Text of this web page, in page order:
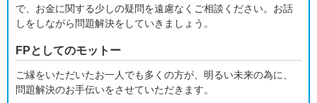
で、お金に関する少しの疑問を遠慮なくご相談ください。お話
しをしながら問題解決をしていきましょう。
FPとしてのモットー
ご縁をいただいたお一人でも多くの方が、明るい未来の為に、
問題解決のお手伝いをさせていただきます。